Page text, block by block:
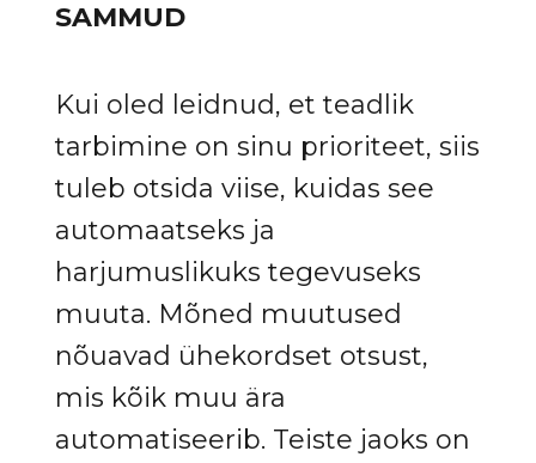
SAMMUD
Kui oled leidnud, et teadlik
tarbimine on sinu prioriteet, siis
tuleb otsida viise, kuidas see
automaatseks ja
harjumuslikuks tegevuseks
muuta. Mõned muutused
nõuavad ühekordset otsust,
mis kõik muu ära
automatiseerib. Teiste jaoks on